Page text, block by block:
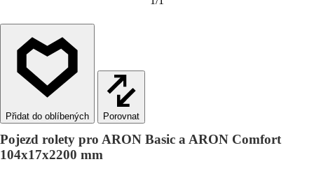
Porovnat
Pojezd rolety pro ARON Basic a ARON Comfort
104x17x2200 mm